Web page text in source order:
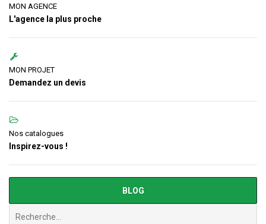
MON AGENCE
L'agence la plus proche
MON PROJET
Demandez un devis
Nos catalogues
Inspirez-vous !
BLOG